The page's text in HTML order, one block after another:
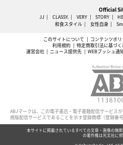
Official
JJ CLASSY. VERY STORY
和食スタイル
女性自身
このサイトについて コンテンツポリ
利用規約
特定商取引法に基づ
運営会社
ニュース提供先 WEBプッシュ通
ABJマークは、この電子書店・電子書籍配信サービス
規版配信サービスであることを示す登録商標（登録番号
本サイトに掲載されているすべての文章・画像の無
の著作権は光文社に帰